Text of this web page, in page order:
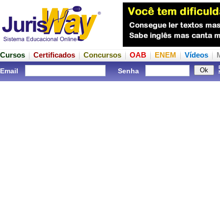
Cursos Certificados Concursos OAB ENEM Vídeos
Email Senha